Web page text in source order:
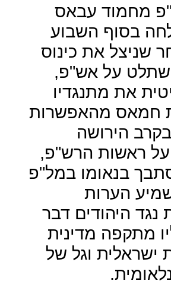
מחמוד עבאס
בסוף השבוע
שניצל את כינוס
על אש"פ,
את מתנגדיו
חמאס מהאפשרות
הירושה
ראשות הרש"פ,
בנאומו במל"פ
הערות
נגד היהודים דבר
מתקפה מדינית
ישראלית וגל של